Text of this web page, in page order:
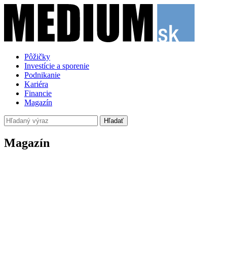
Pôžičky
Investície a sporenie
Podnikanie
Kariéra
Financie
Magazín
Hľadať
Magazín